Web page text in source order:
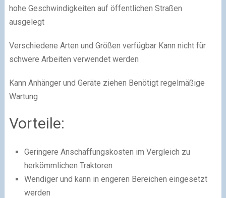
hohe Geschwindigkeiten auf öffentlichen Straßen
ausgelegt
Verschiedene Arten und Größen verfügbar Kann nicht für
schwere Arbeiten verwendet werden
Kann Anhänger und Geräte ziehen Benötigt regelmäßige
Wartung
Vorteile:
Geringere Anschaffungskosten im Vergleich zu
herkömmlichen Traktoren
Wendiger und kann in engeren Bereichen eingesetzt
werden